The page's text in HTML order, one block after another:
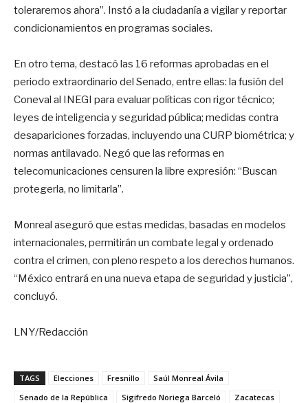
toleraremos ahora”. Instó a la ciudadanía a vigilar y reportar
condicionamientos en programas sociales.
En otro tema, destacó las 16 reformas aprobadas en el
periodo extraordinario del Senado, entre ellas: la fusión del
Coneval al INEGI para evaluar políticas con rigor técnico;
leyes de inteligencia y seguridad pública; medidas contra
desapariciones forzadas, incluyendo una CURP biométrica; y
normas antilavado. Negó que las reformas en
telecomunicaciones censuren la libre expresión: “Buscan
protegerla, no limitarla”.
Monreal aseguró que estas medidas, basadas en modelos
internacionales, permitirán un combate legal y ordenado
contra el crimen, con pleno respeto a los derechos humanos.
“México entrará en una nueva etapa de seguridad y justicia”,
concluyó.
LNY/Redacción
TAGS Elecciones Fresnillo
Saúl Monreal Ávila
Senado de la República
Sigifredo Noriega Barceló Zacatecas